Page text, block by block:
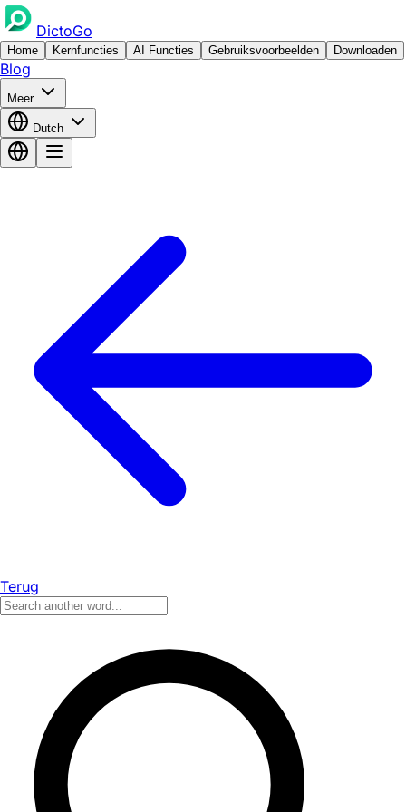
DictoGo
Home Kernfuncties AI Functies Gebruiksvoorbeelden Downloaden
Blog
Meer
Dutch
Terug